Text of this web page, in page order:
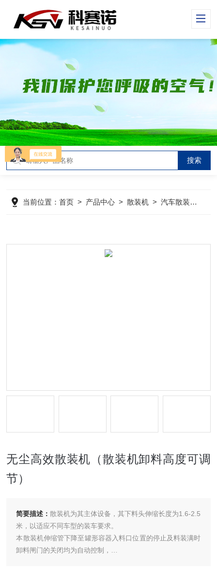
当前位置：首页 > 产品中心 >散装机 >汽车散装机
无尘高效散装机（散装机卸料高度可调
节）
简要描述：散装机为其主体设备，其下料头伸缩长度为1.6-2.5
米，以适应不同车型的装车要求。
本散装机伸缩管下降至罐形容器入料口位置的停止及料装满时
卸料闸门的关闭均为自动控制，